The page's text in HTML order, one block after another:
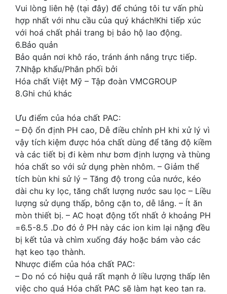
Vui lòng liên hệ (tại đây) để chúng tôi tư vấn phù
hợp nhất với nhu cầu của quý khách!Khi tiếp xúc
với hoá chất phải trang bị bảo hộ lao động.
6.Bảo quản
Bảo quản nơi khô ráo, tránh ánh nắng trực tiếp.
7.Nhập khẩu/Phân phối bởi
Hóa chất Việt Mỹ – Tập đoàn VMCGROUP
8.Ghi chú khác
Ưu điểm của hóa chất PAC:
– Độ ổn định PH cao, Dễ điều chỉnh pH khi xử lý vì
vậy tích kiệm được hóa chất dùng để tăng độ kiềm
và các tiết bị đi kèm như bơm định lượng và thùng
hóa chất so với sử dụng phèn nhôm. – Giảm thể
tích bùn khi sử lý – Tăng độ trong của nước, kéo
dài chu ky lọc, tăng chất lượng nước sau lọc – Liều
lượng sử dụng thấp, bông cặn to, dễ lắng. – Ít ăn
mòn thiết bị. – AC hoạt động tốt nhất ở khoảng PH
=6.5-8.5 .Do đó ở PH này các ion kim lại nặng đều
bị kết tủa và chìm xuống đáy hoặc bám vào các
hạt keo tạo thành.
Nhược điểm của hóa chất PAC:
– Do nó có hiệu quả rất mạnh ở liều lượng thấp lên
việc cho quá Hóa chất PAC sẽ làm hạt keo tan ra.